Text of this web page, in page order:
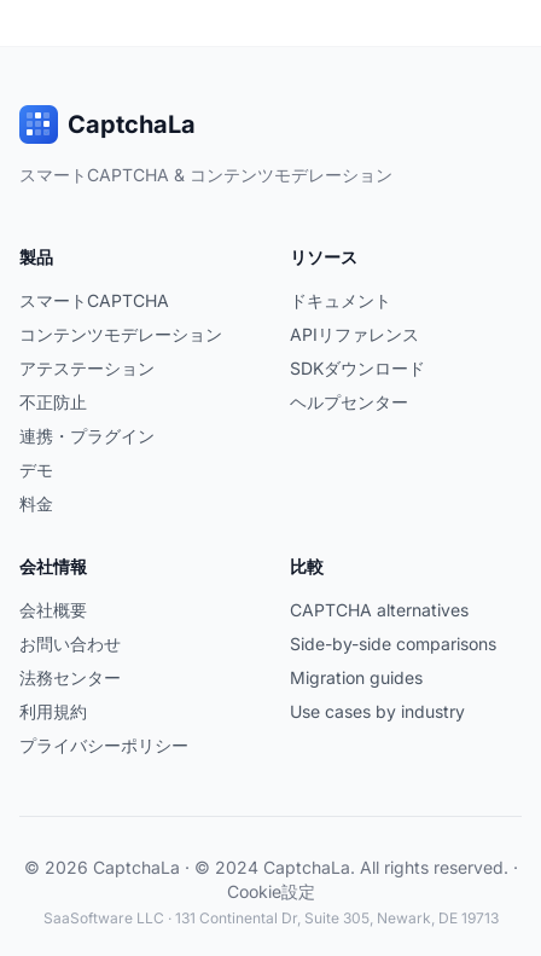
CaptchaLa
スマートCAPTCHA & コンテンツモデレーション
製品
スマートCAPTCHA
コンテンツモデレーション
アテステーション
不正防止
連携・プラグイン
デモ
料金
リソース
ドキュメント
APIリファレンス
SDKダウンロード
ヘルプセンター
会社情報
会社概要
お問い合わせ
法務センター
利用規約
プライバシーポリシー
比較
CAPTCHA alternatives
Side-by-side comparisons
Migration guides
Use cases by industry
© 2026 CaptchaLa · © 2024 CaptchaLa. All rights reserved. ·
Cookie設定
SaaSoftware LLC · 131 Continental Dr, Suite 305, Newark, DE 19713